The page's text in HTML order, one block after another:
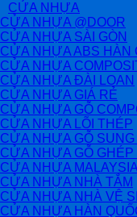
CỬA NHỰA
CỬA NHỰA @DOOR
CỬA NHỰA SÀI GÒN
CỬA NHỰA ABS HÀN
CỬA NHỰA
CỬA NHỰA ĐÀI LOAN
CỬA NHỰA GIÁ RẺ
CỬA NHỰA GỖ
CỬA NHỰA LÕI THÉP
CỬA NHỰA GỖ SUNG
CỬA NHỰA GỖ GHÉP
CỬA NHỰA MALAYSIA
CỬA NHỰA NHÀ TẮM
CỬA NHỰA NHÀ VỆ
CỬA NHỰA HÀN